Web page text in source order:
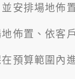
安排場地佈
佈置、依客
預算範圍內